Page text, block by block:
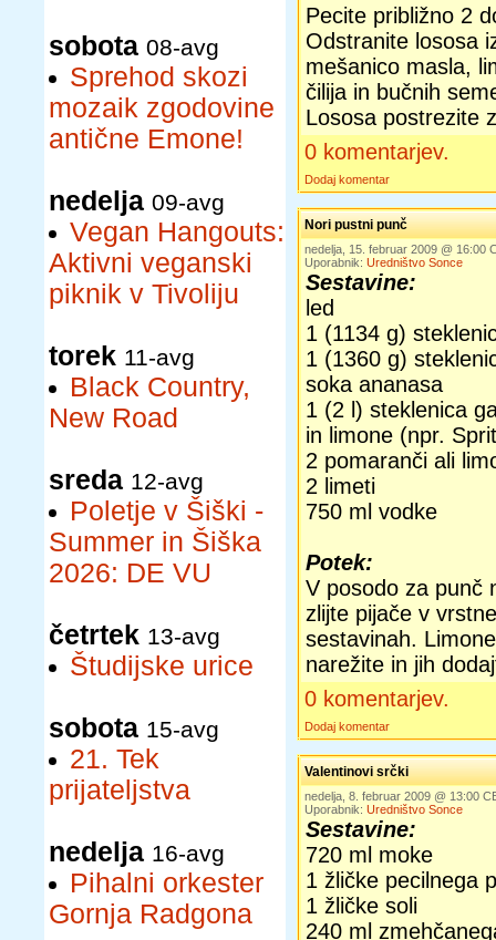
sobota 08-avg
Sprehod skozi
mozaik zgodovine
antične Emone!
nedelja 09-avg
Vegan Hangouts:
Aktivni veganski
piknik v Tivoliju
torek 11-avg
Black Country,
New Road
sreda 12-avg
Poletje v Šiški -
Summer in Šiška
2026: DE VU
četrtek 13-avg
Študijske urice
sobota 15-avg
21. Tek
prijateljstva
nedelja 16-avg
Pihalni orkester
Gornja Radgona
Pecite približno 2
Odstranite lososa
mešanico masla,
čilija in bučnih
Lososa postrezite
0 komentarjev.
Dodaj komentar
Nori pustni punč
nedelja, 15. februar 2009 @ 16:00
Uporabnik: Uredništvo Sonce
Sestavine:
led
1 (1134 g)
1 (1360 g)
soka ananasa
1 (2 l) steklenica
in limone (npr.
2 pomaranči ali
2 limeti
750 ml vodke
Potek:
V posodo za punč
zlijte pijače v
sestavinah.
narežite in jih
0 komentarjev.
Dodaj komentar
Valentinovi srčki
nedelja, 8. februar 2009 @ 13:00
Uporabnik: Uredništvo Sonce
Sestavine:
720 ml moke
1 žličke pecilnega
1 žličke soli
240 ml